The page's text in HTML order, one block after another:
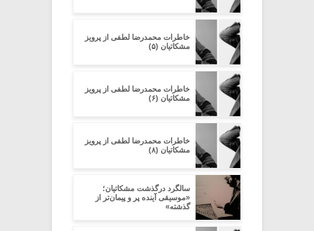
خاطرات محمدرضا لطفی از پرویز
مشکاتیان (۵)
خاطرات محمدرضا لطفی از پرویز
مشکاتیان (۶)
خاطرات محمدرضا لطفی از پرویز
مشکاتیان (۸)
سالگرد درگذشت مشکاتیان؛
«موسیقی آینده پر‌ و پیمان‌تر از
گذشته»